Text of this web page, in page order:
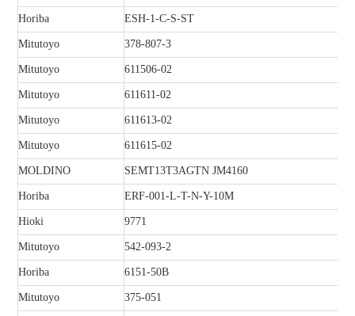
Horiba ESH-1-C-S-ST
Mitutoyo 378-807-3
Mitutoyo 611506-02
Mitutoyo 611611-02
Mitutoyo 611613-02
Mitutoyo 611615-02
MOLDINO SEMT13T3AGTN JM4160
Horiba ERF-001-L-T-N-Y-10M
Hioki 9771
Mitutoyo 542-093-2
Horiba 6151-50B
Mitutoyo 375-051